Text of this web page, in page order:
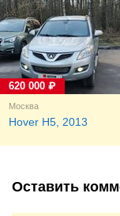
Москва
Hover H5, 2013
620 000 ₽
Оставить